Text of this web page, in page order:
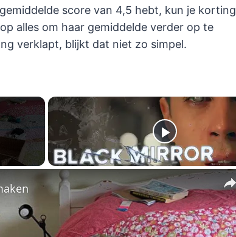
gemiddelde score van 4,5 hebt, kun je korting
alles om haar gemiddelde verder op te
verklapt, blijkt dat niet zo simpel.